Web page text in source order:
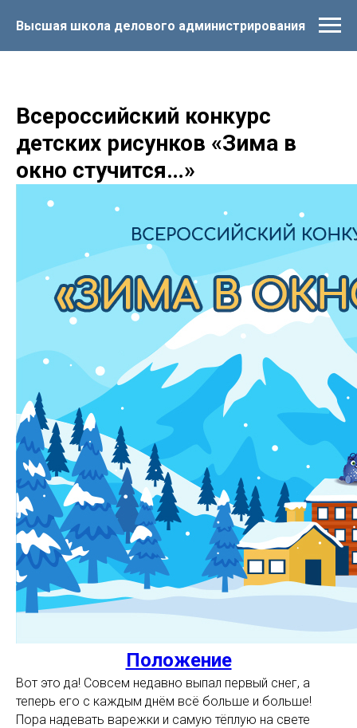
Высшая школа делового администрирования
Всероссийский конкурс
детских рисунков «Зима в
окно стучится…»
Положение
Вот это да! Совсем недавно выпал первый снег, а
теперь его с каждым днём всё больше и больше!
Пора надевать варежки и самую тёплую на свете